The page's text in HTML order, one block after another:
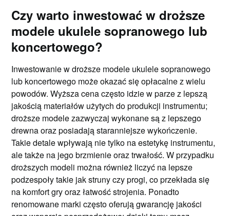
Czy warto inwestować w droższe
modele ukulele sopranowego lub
koncertowego?
Inwestowanie w droższe modele ukulele sopranowego
lub koncertowego może okazać się opłacalne z wielu
powodów. Wyższa cena często idzie w parze z lepszą
jakością materiałów użytych do produkcji instrumentu;
droższe modele zazwyczaj wykonane są z lepszego
drewna oraz posiadają staranniejsze wykończenie.
Takie detale wpływają nie tylko na estetykę instrumentu,
ale także na jego brzmienie oraz trwałość. W przypadku
droższych modeli można również liczyć na lepsze
podzespoły takie jak struny czy progi, co przekłada się
na komfort gry oraz łatwość strojenia. Ponadto
renomowane marki często oferują gwarancję jakości